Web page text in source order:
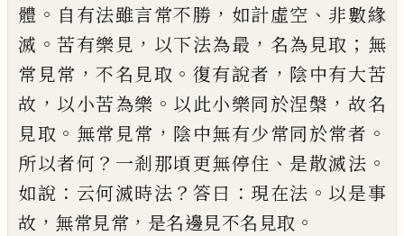
體 。 自有法雖言常不勝 ， 如計虛空 、 非數緣
滅 。苦有樂見 ， 以下法為最 ， 名為見取 ； 無
常見常 ，不名見取 。 復有說者 ， 陰中有大苦
故 ， 以小苦為樂 。 以此小樂同於涅槃 ，故名
見取 。 無常見常 ， 陰中無有少常同於常者 。
所以者何 ？ 一剎那頃更無停住 、 是散滅法 。
如說 ： 云何滅時法 ？ 答曰 ： 現在法 。 以是事
故 ， 無常見常 ， 是名邊見不名見取 。